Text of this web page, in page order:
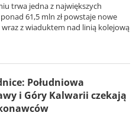
trwa jedna z największych
61,5 mln zł powstaje nowe
wraz z wiaduktem nad linią kolejową
Południowa
i Góry Kalwarii czekają